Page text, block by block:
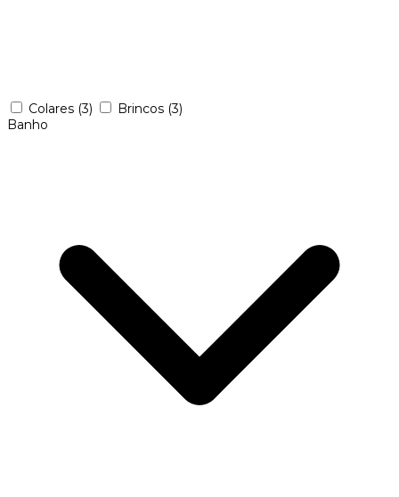
Colares (3) Brincos (3)
Banho